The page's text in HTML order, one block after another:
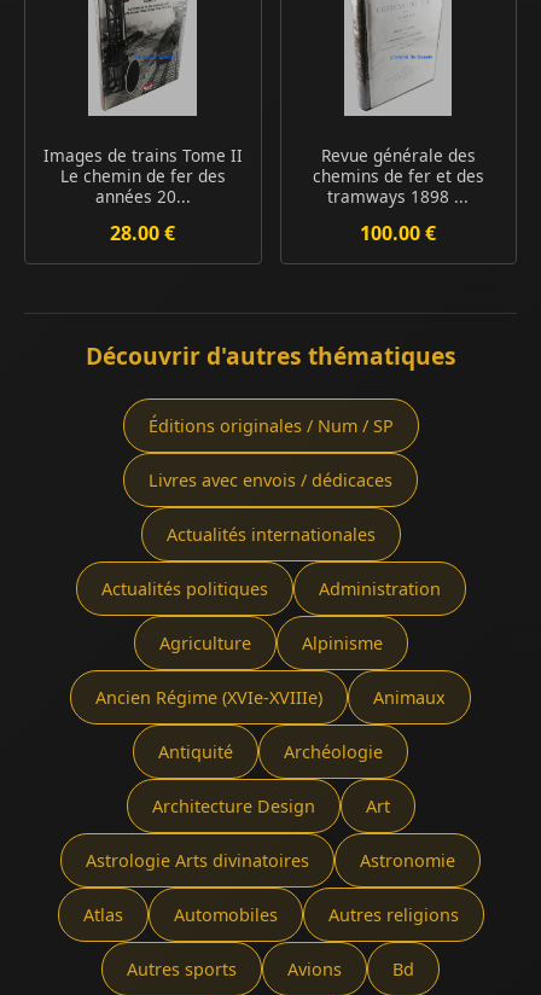
Images de trains Tome II
Le chemin de fer des
années 20...
28.00 €
Revue générale des
chemins de fer et des
tramways 1898 ...
100.00 €
Découvrir d'autres thématiques
Éditions originales / Num / SP
Livres avec envois / dédicaces
Actualités internationales
Actualités politiques Administration
Agriculture Alpinisme
Ancien Régime (XVIe-XVIIIe) Animaux
Antiquité Archéologie
Architecture Design Art
Astrologie Arts divinatoires Astronomie
Atlas Automobiles Autres religions
Autres sports Avions Bd